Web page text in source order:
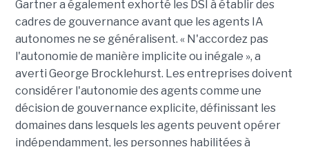
Gartner a également exhorté les DSI à établir des
cadres de gouvernance avant que les agents IA
autonomes ne se généralisent. « N'accordez pas
l'autonomie de manière implicite ou inégale », a
averti George Brocklehurst. Les entreprises doivent
considérer l'autonomie des agents comme une
décision de gouvernance explicite, définissant les
domaines dans lesquels les agents peuvent opérer
indépendamment, les personnes habilitées à